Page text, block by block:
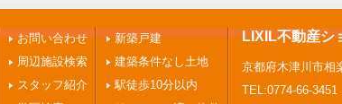
お問い合わせ
周辺施設検索
スタッフ紹介
新築戸建
建築条件なし土地
駅徒歩10分以内
LIXIL不動産シ
京都府木津川市相
TEL:0774-66-3451